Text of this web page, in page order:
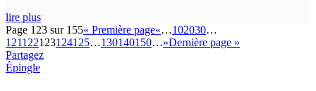
lire plus
Page 123 sur 155« Première page«…102030…
121122123124125…130140150…»Dernière page »
Partagez
Épingle